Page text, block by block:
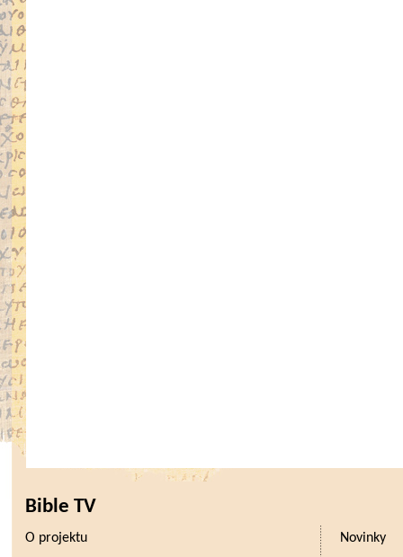
Bible TV
O projektu
Novinky